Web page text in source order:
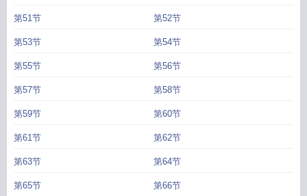
第51节 第52节
第53节 第54节
第55节 第56节
第57节 第58节
第59节 第60节
第61节 第62节
第63节 第64节
第65节 第66节